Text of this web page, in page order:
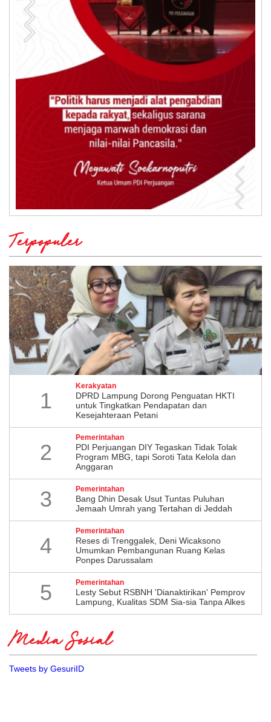
Terpopuler
1
Kerakyatan
DPRD Lampung Dorong Penguatan HKTI
untuk Tingkatkan Pendapatan dan
Kesejahteraan Petani
2
Pemerintahan
PDI Perjuangan DIY Tegaskan Tidak Tolak
Program MBG, tapi Soroti Tata Kelola dan
Anggaran
3 Pemerintahan
Bang Dhin Desak Usut Tuntas Puluhan
Jemaah Umrah yang Tertahan di Jeddah
4
Pemerintahan
​Reses di Trenggalek, Deni Wicaksono
Umumkan Pembangunan Ruang Kelas
Ponpes Darussalam
5 Pemerintahan
Lesty Sebut RSBNH 'Dianaktirikan' Pemprov
Lampung, Kualitas SDM Sia-sia Tanpa Alkes
Media Sosial
Tweets by GesuriID